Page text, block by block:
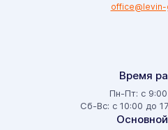
Время
Пн-Пт: с
Сб-Вс: с 10:00 до